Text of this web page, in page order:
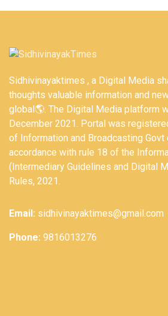
Sidhivinayaktimes , a Digital Media
thoughts valuable information and
global🌎. The Digital Media platform
December 2021. Portal was
of Information and Broadcasting
accordance with rule 18 of the
(Intermediary Guidelines and Digital
Rules, 2021.
Email: sidhivinayaktimes@gmail.com
Phone: 9816013276